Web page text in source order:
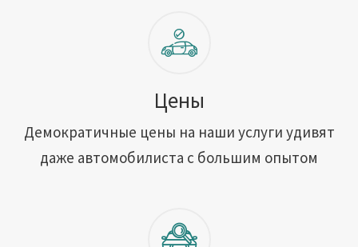
Цены
Демократичные цены на наши услуги удивят
даже автомобилиста с большим опытом